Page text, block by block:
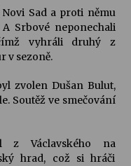
Sad a proti němu
Srbové neponechali
vyhráli druhý z
v sezoně.
zvolen Dušan Bulut,
Soutěž ve smečování
z Václavského na
hrad, což si hráči